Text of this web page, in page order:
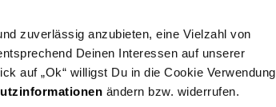
zuverlässig anzubieten, eine Vielzahl von
Deinen Interessen auf unserer
auf „Ok“ willigst Du in die Cookie Verwendung
ändern bzw. widerrufen.
Allgemeine